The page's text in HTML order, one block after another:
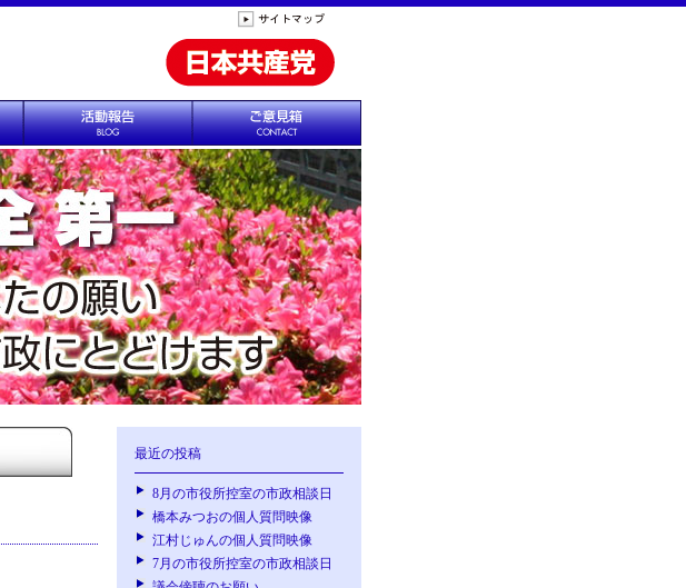
最近の投稿
8月の市役所控室の市政相談日
橋本みつおの個人質問映像
江村じゅんの個人質問映像
7月の市役所控室の市政相談日